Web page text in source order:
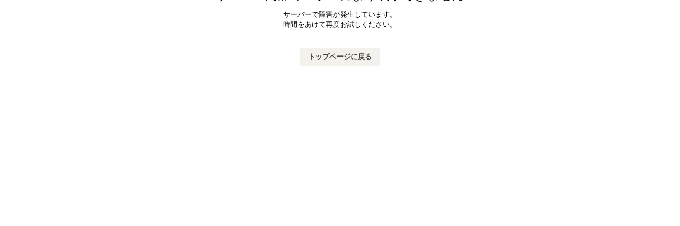
サーバーで障害が発生しています。
時間をあけて再度お試しください。
トップページに戻る